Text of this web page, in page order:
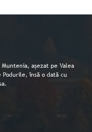
așezat pe Valea
însă o dată cu